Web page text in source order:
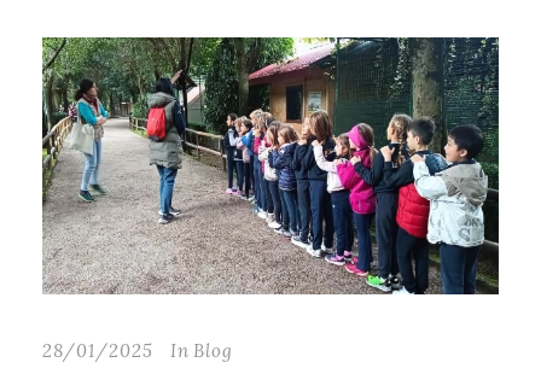
28/01/2025 In Blog